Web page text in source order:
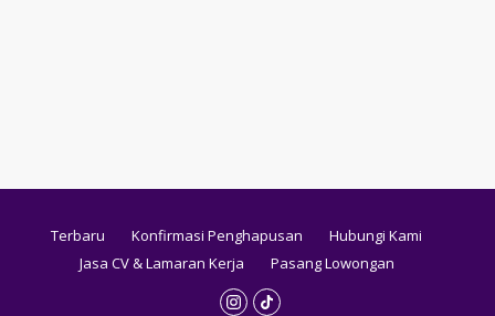
Terbaru Konfirmasi Penghapusan
Hubungi Kami
Jasa CV & Lamaran Kerja
Pasang Lowongan